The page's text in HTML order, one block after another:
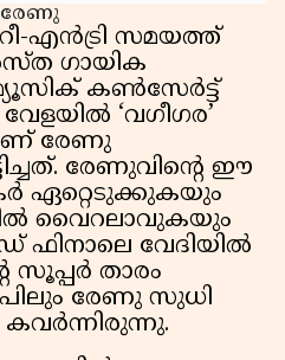
രേണു
എൻട്രി സമയത്ത്
ഗായിക
കൺസേർട്ട്
‘വഗീഗര’
രേണു
രേണുവിന്റെ ഈ
ഏറ്റെടുക്കുകയും
വൈറലാവുകയും
ഫിനാലെ വേദിയിൽ
സൂപ്പർ താരം
രേണു സുധി
കവർന്നിരുന്നു.